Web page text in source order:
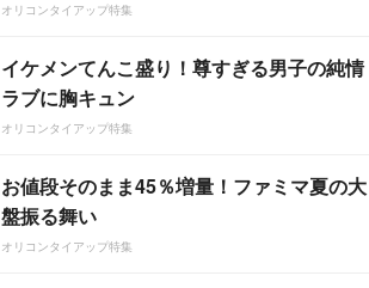
オリコンタイアップ特集
イケメンてんこ盛り！尊すぎる男子の純情
ラブに胸キュン
オリコンタイアップ特集
お値段そのまま45％増量！ファミマ夏の大
盤振る舞い
オリコンタイアップ特集